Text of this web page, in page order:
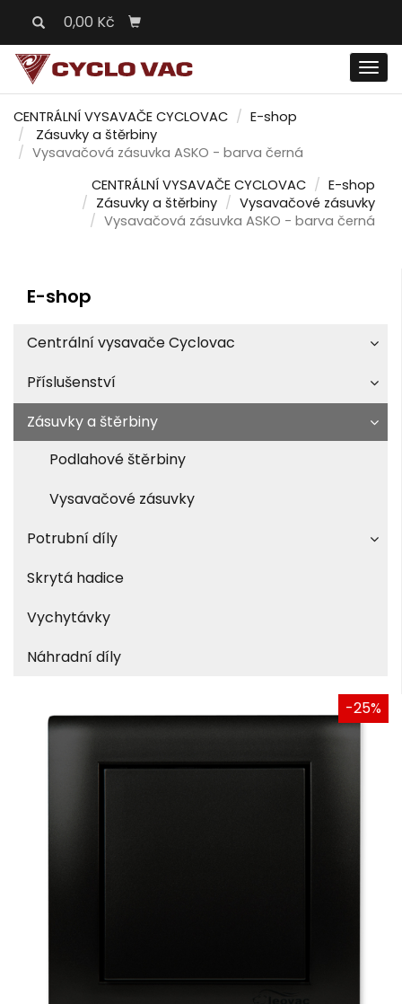
0,00 Kč
CENTRÁLNÍ VYSAVAČE CYCLOVAC
E-shop
Zásuvky a štěrbiny
Vysavačová zásuvka ASKO - barva černá
CENTRÁLNÍ VYSAVAČE CYCLOVAC
E-shop
Zásuvky a štěrbiny
Vysavačové zásuvky
Vysavačová zásuvka ASKO - barva černá
E-shop
Centrální vysavače Cyclovac
Příslušenství
Zásuvky a štěrbiny
Podlahové štěrbiny
Vysavačové zásuvky
Potrubní díly
Skrytá hadice
Vychytávky
Náhradní díly
-25%